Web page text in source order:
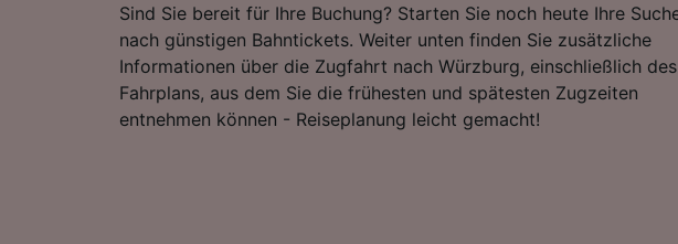
Sind Sie bereit für Ihre Buchung? Starten Sie noch heute Ihre
nach günstigen Bahntickets. Weiter unten finden Sie zusätzliche
Informationen über die Zugfahrt nach Würzburg, einschließlich des
Fahrplans, aus dem Sie die frühesten und spätesten Zugzeiten
entnehmen können - Reiseplanung leicht gemacht!